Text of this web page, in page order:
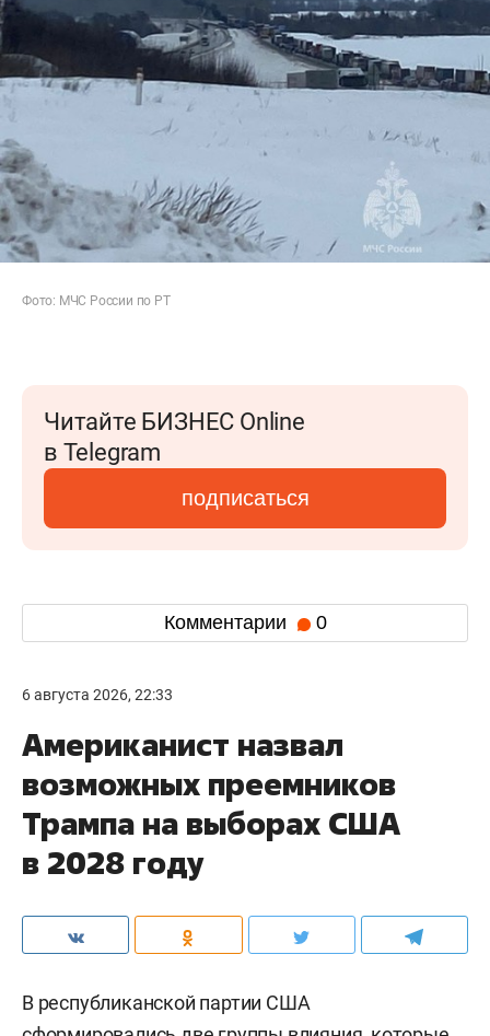
Фото: МЧС России по РТ
Читайте БИЗНЕС Online
в Telegram
подписаться
Комментарии 0
6 августа 2026, 22:33
Американист назвал
возможных преемников
Трампа на выборах США
в 2028 году
В республиканской партии США